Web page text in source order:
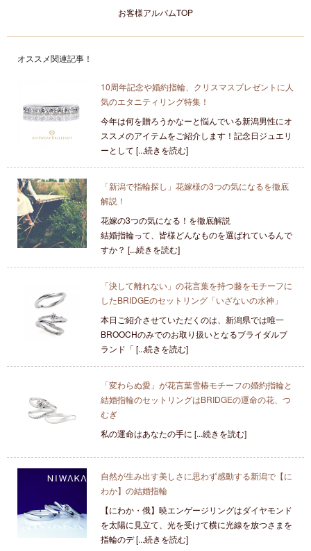
お客様アルバムTOP
オススメ関連記事！
10周年記念や婚約指輪、クリスマスプレゼントに人
気のエタニティリング特集！
今年は何を贈ろうかなーと悩んでいる新潟男性にオ
ススメのアイテムをご紹介します！記念日ジュエリ
ーとして [...続きを読む]
「新潟で指輪探し」花嫁様の3つの気になるを徹底
解説！
花嫁の3つの気になる！を徹底解説
結婚指輪って、皆様どんなものを選ばれているんで
すか？ [...続きを読む]
「決して離れない」の花言葉を持つ藤をモチーフに
したBRIDGEのセットリング「いざないの水神」
本日ご紹介させていただくのは、新潟県では唯一
BROOCHのみでのお取り扱いとなるブライダルブ
ランド「 [...続きを読む]
「変わらぬ愛」が花言葉雪椿モチーフの婚約指輪と
結婚指輪のセットリングはBRIDGEの運命の花、つ
むぎ
私の運命はあなたの手に [...続きを読む]
自然が生み出す美しさに思わず感動する新潟で【に
わか】の結婚指輪
【にわか・俄】暁エンゲージリングはダイヤモンド
を太陽に見立て、光を受けて横に光線を放つさまを
指輪のデ [...続きを読む]